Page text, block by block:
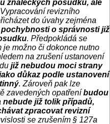
znaleckých posudků, ale
revizního
do úvahy zejména
o správnosti již
. Předpokládá se
možno či dokonce nutno
na zrušení ustanovení
již nebudou moci strany
důkaz podle ustanovení
. Zároveň pak lze
zavedených opatřeníbudou
již tolik případů,
zpracovat revizní
se zrušením § 127a